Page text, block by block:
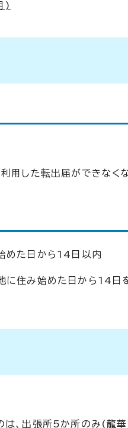
)
した転出届ができなく
めた日から14日以内
住み始めた日から14日
、出張所5か所のみ(龍華